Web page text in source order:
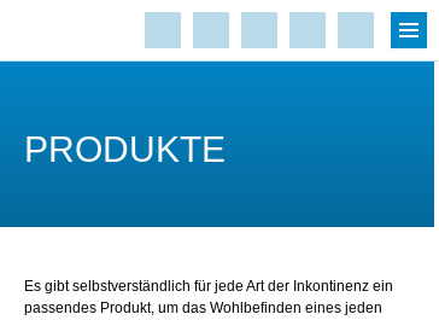
PRODUKTE
Es gibt selbstverständlich für jede Art der Inkontinenz ein
passendes Produkt, um das Wohlbefinden eines jeden